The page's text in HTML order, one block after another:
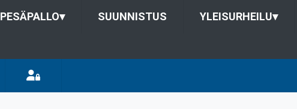
PESÄPALLO▾ SUUNNISTUS YLEISURHEILU▾